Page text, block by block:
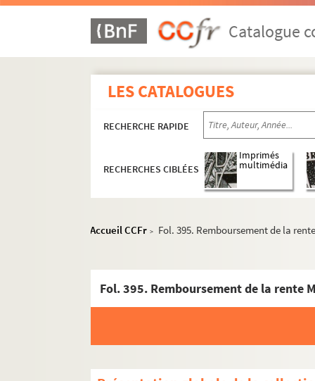
Catalogue
LES CATALOGUES
RECHERCHE RAPIDE
RECHERCHES CIBLÉES
Imprimés
multimédia
Accueil CCFr > Fol. 395. Remboursement de la
Fol. 395. Remboursement de la rente
Papiers de Jean-Baptiste-Prosper Pochet, dit